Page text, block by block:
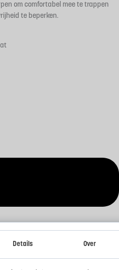
om comfortabel mee te trappen
te beperken.
Details Over